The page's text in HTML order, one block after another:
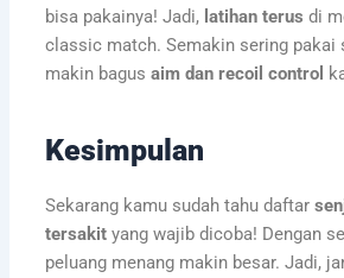
bisa pakainya! Jadi, latihan terus di
classic match. Semakin sering pakai
makin bagus aim dan recoil control
Kesimpulan
Sekarang kamu sudah tahu daftar
tersakityang wajib dicoba! Dengan
peluang menang makin besar. Jadi,